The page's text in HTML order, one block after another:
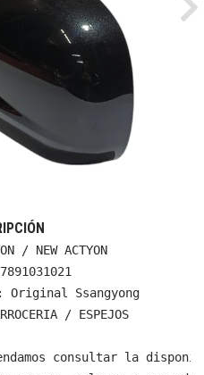
/ NEW ACTYON
Original Ssangyong
/ ESPEJOS
consultar la